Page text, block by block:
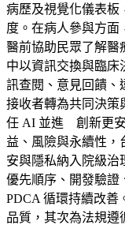
病歷及視覺化儀表板
度。在病人參與方面
醫前協助民眾了解醫
中以資訊交換與臨床
訊查閱、意見回饋、
接收者轉為共同決策
任 AI 並進 創新更安
益、風險與永續性，
安與隱私納入院級治
優先順序、開發驗證
PDCA 循環持續改善
品質，其次為法規遵